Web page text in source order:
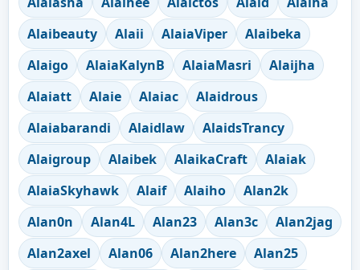
Alaibeauty
Alaii AlaiaViper
Alaibeka
Alaigo
AlaiaKalynB AlaiaMasri
Alaijha
Alaiatt
Alaie Alaiac
Alaidrous
Alaiabarandi
Alaidlaw
AlaidsTrancy
Alaigroup
Alaibek AlaikaCraft
Alaiak
AlaiaSkyhawk
Alaif Alaiho
Alan2k
Alan0n
Alan4L Alan23 Alan3c
Alan2jag
Alan2axel
Alan06 Alan2here
Alan25